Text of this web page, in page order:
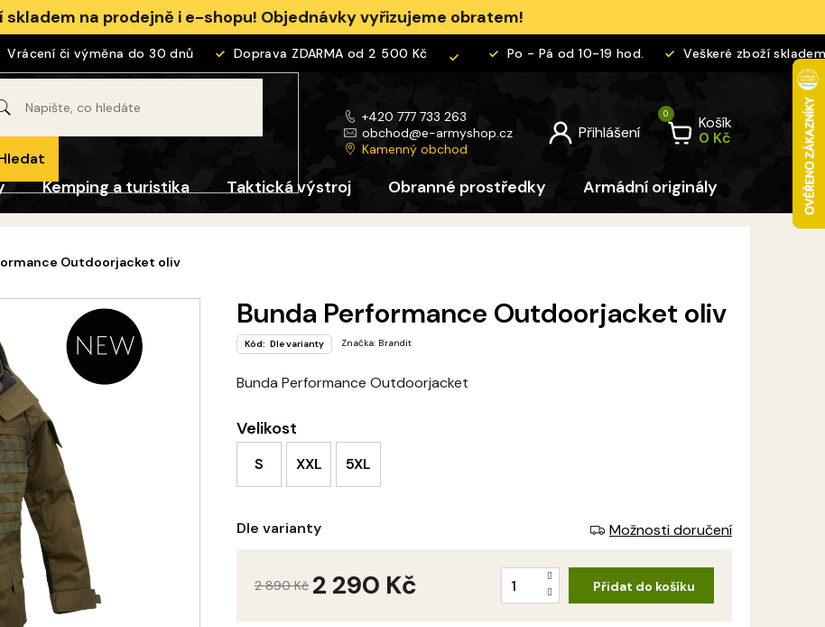
skladem na prodejně i e-shopu! Objednávky vyřizujeme obratem!
či výměna do 30 dnů Doprava ZDARMA od 2 500 Kč Po - Pá od 10-19 hod. Veškeré zboží skladem
+420 777 733 263
obchod@e-armyshop.cz
Kamenný obchod
Košík
Kemping a turistika Taktická výstroj Obranné prostředky Armádní originály Pro děti
Outdoorjacket oliv
Velikost
S XXL 5XL
Bunda Performance Outdoorjacket
Bunda Performance Outdoorjacket oliv
Kód: Dle varianty Značka: Brandit
Dle varianty Možnosti doručení
2 890 Kč 2 290 KčMěrná
Přidat do košíku